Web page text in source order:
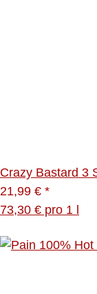
Crazy Bastard 3
21,99 € *
73,30 € pro 1 l